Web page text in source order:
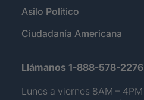
Asilo Político
Ciudadanía Americana
Llámanos 1-888-578-2276
Lunes a viernes 8AM – 4PM